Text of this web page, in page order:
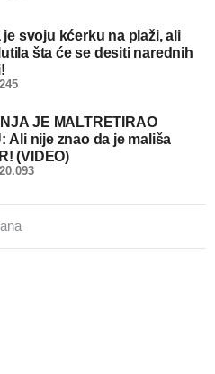
je svoju kćerku na plaži, ali
šta će se desiti narednih
JE MALTRETIRAO
Ali nije znao da je mališa
(VIDEO)